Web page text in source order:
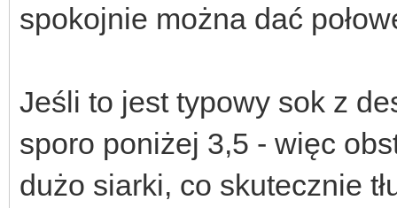
spokojnie można dać
Jeśli to jest typowy sok z
sporo poniżej 3,5 - więc
dużo siarki, co skutecznie